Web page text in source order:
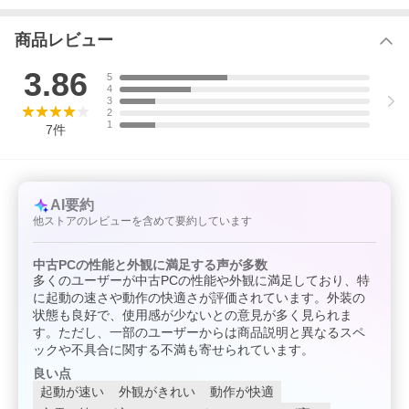
商品レビュー
3.86
7件
5
4
3
2
1
AI要約
他ストアのレビューを含めて要約しています
中古PCの性能と外観に満足する声が多数
多くのユーザーが中古PCの性能や外観に満足しており、特
に起動の速さや動作の快適さが評価されています。外装の
状態も良好で、使用感が少ないとの意見が多く見られま
す。ただし、一部のユーザーからは商品説明と異なるスペ
ックや不具合に関する不満も寄せられています。
良い点
起動が速い
外観がきれい
動作が快適